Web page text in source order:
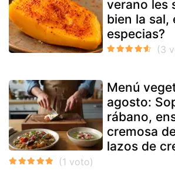
verano les
bien la sal,
especias?
Menú
agosto:
rábano,
cremosa
lazos de